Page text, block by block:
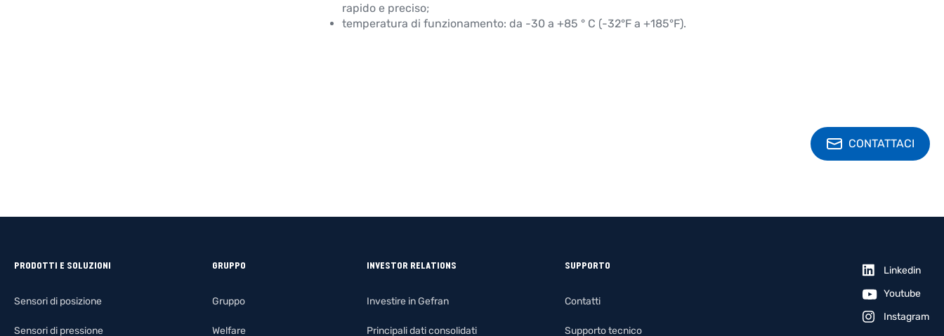
rapido e preciso;
temperatura di funzionamento: da -30 a +85 ° C (-32°F a +185°F).
CONTATTACI
PRODOTTI E SOLUZIONI
Sensori di posizione
Sensori di pressione
GRUPPO
Gruppo
Welfare
INVESTOR RELATIONS
Investire in Gefran
Principali dati consolidati
SUPPORTO
Contatti
Supporto tecnico
Linkedin
Youtube
Instagram